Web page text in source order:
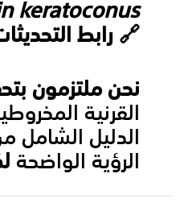
keratoconus.
🔗 رابط التحديثات
نحن ملتزمون
الدليل
الرؤية الواضحة